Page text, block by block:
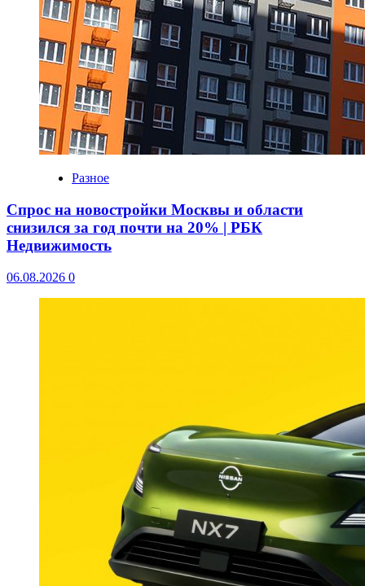
Разное
Спрос на новостройки Москвы и области
снизился за год почти на 20% | РБК
Недвижимость
06.08.2026 0